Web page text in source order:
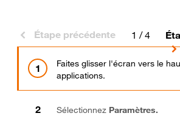
Étape précédente 1 / 4
Faites glisser l'écran vers le
applications.
Sélectionnez Paramètres.